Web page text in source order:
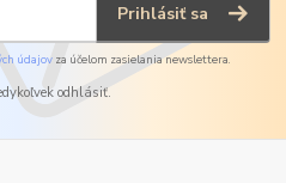
Prihlásiť sa
údajov za účelom zasielania newslettera.
odhlásiť.